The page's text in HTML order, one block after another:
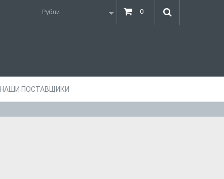
0
НАШИ ПОСТАВЩИКИ